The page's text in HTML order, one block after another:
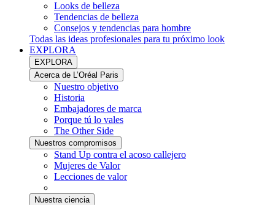
Looks de belleza
Tendencias de belleza
Consejos y tendencias para hombre
Todas las ideas profesionales para tu próximo look
EXPLORA
EXPLORA
Acerca de L’Oréal Paris
Nuestro objetivo
Historia
Embajadores de marca
Porque tú lo vales
The Other Side
Nuestros compromisos
Stand Up contra el acoso callejero
Mujeres de Valor
Lecciones de valor
Nuestra ciencia